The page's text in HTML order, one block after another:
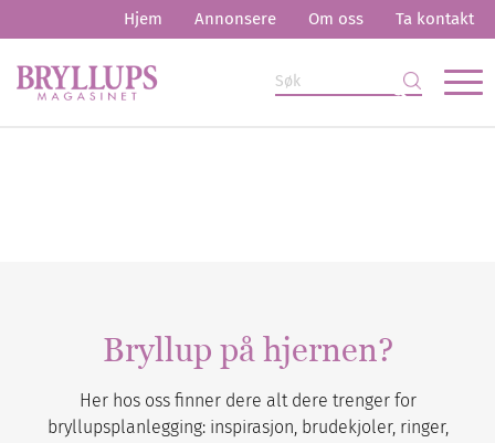
Hjem Annonsere Om oss Ta kontakt
Bryllup på hjernen?
Her hos oss finner dere alt dere trenger for
bryllupsplanlegging: inspirasjon, brudekjoler, ringer,